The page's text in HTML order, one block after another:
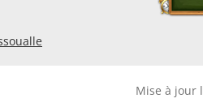
Mise à jour